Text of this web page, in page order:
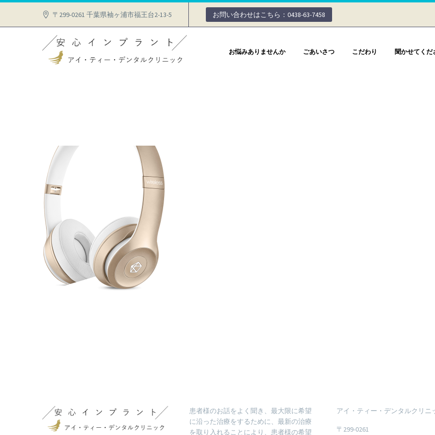
〒299-0261 千葉県袖ヶ浦市福王台2-13-5 お問い合わせはこちら：0438-63-7458
お悩みありませんか ごあいさつ こだわり 聞かせてくだ
患者様のお話をよく聞き、最大限に希望
に沿った治療をするために、最新の治療
を取り入れることにより、患者様の希望
アイ・ティー・デンタルクリニ
〒299-0261